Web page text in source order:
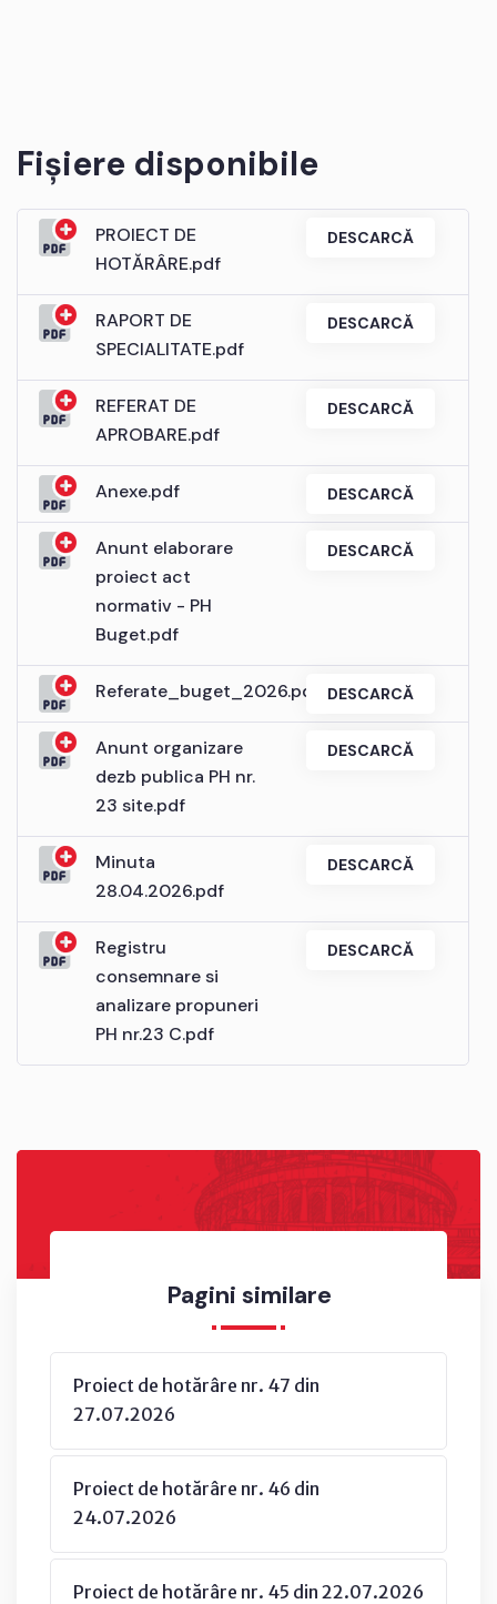
Pagini similare
Proiect de hotărâre nr. 47 din
27.07.2026
Proiect de hotărâre nr. 46 din
24.07.2026
Proiect de hotărâre nr. 45 din 22.07.2026
Fișiere disponibile
PROIECT DE
HOTĂRÂRE.pdf
DESCARCĂ
RAPORT DE
SPECIALITATE.pdf
DESCARCĂ
REFERAT DE
APROBARE.pdf
DESCARCĂ
Anexe.pdf DESCARCĂ
Anunt elaborare
proiect act
normativ - PH
Buget.pdf
DESCARCĂ
Referate_buget_2026.pdf DESCARCĂ
Anunt organizare
dezb publica PH nr.
23 site.pdf
DESCARCĂ
Minuta
28.04.2026.pdf
DESCARCĂ
Registru
consemnare si
analizare propuneri
PH nr.23 C.pdf
DESCARCĂ